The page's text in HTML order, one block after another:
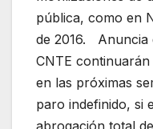
pública, como en
de 2016. Anuncia
CNTE
en las próximas
paro indefinido, si